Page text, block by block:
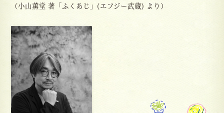
（小山薫堂 著「ふくあじ」(エフジー武蔵) より）